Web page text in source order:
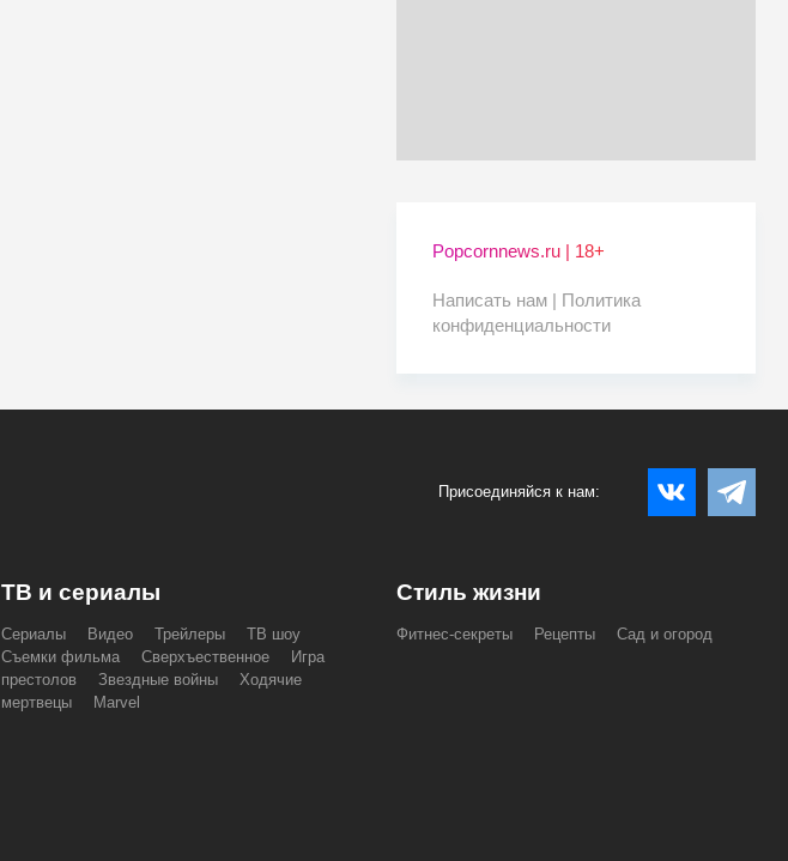
Popcornnews.ru | 18+
Написать нам | Политика
конфиденциальности
Присоединяйся к нам:
ТВ и сериалы
Сериалы Видео Трейлеры
ТВ шоу
Съемки фильма
Сверхъественное
Игра
престолов
Звездные войны
Ходячие
мертвецы
Marvel
Стиль жизни
Фитнес-секреты Рецепты Сад и огород